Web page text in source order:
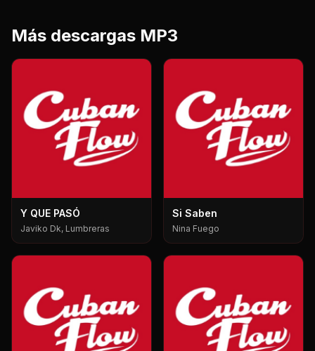
Más descargas MP3
Y QUE PASÓ
Javiko Dk, Lumbreras
Si Saben
Nina Fuego